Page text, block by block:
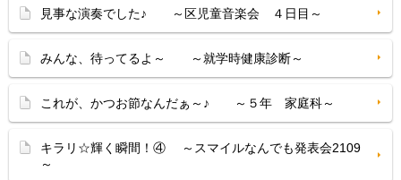
見事な演奏でした♪ ～区児童音楽会 ４日目～
みんな、待ってるよ～ ～就学時健康診断～
これが、かつお節なんだぁ～♪ ～５年 家庭科～
キラリ☆輝く瞬間！④ ～スマイルなんでも発表会2109
～